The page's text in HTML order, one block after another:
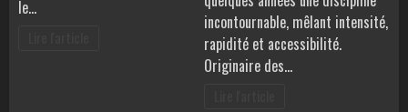
le…
incontournable, mêlant intensité,
rapidité et accessibilité.
Originaire des…